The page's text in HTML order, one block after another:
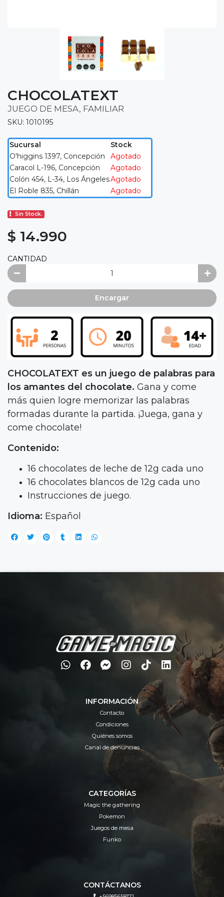
CHOCOLATEXT
JUEGO DE MESA, FAMILIAR
SKU: 1010195
Sucursal
Stock
O'higgins 1397, Concepción
Agotado
Caracol L-196, Concepción
Agotado
Colón 454, L-34, Los ÁngelesAgotado
El Roble 835, Chillán
Agotado
Sin Stock.
$ 14.990
CANTIDAD
Encargar
CHOCOLATEXT es un juego de palabras para
los amantes del chocolate. Gana y come
más quien logre memorizar las palabras
formadas durante la partida. ¡Juega, gana y
come chocolate!
Contenido:
16 chocolates de leche de 12g cada uno
16 chocolates blancos de 12g cada uno
Instrucciones de juego.
Idioma: Español
INFORMACIÓN
Contacto
Condiciones
Quiénes somos
Canal de denuncias
CATEGORÍAS
Magic the gathering
Pokemon
Juegos de mesa
Funko
CONTÁCTANOS